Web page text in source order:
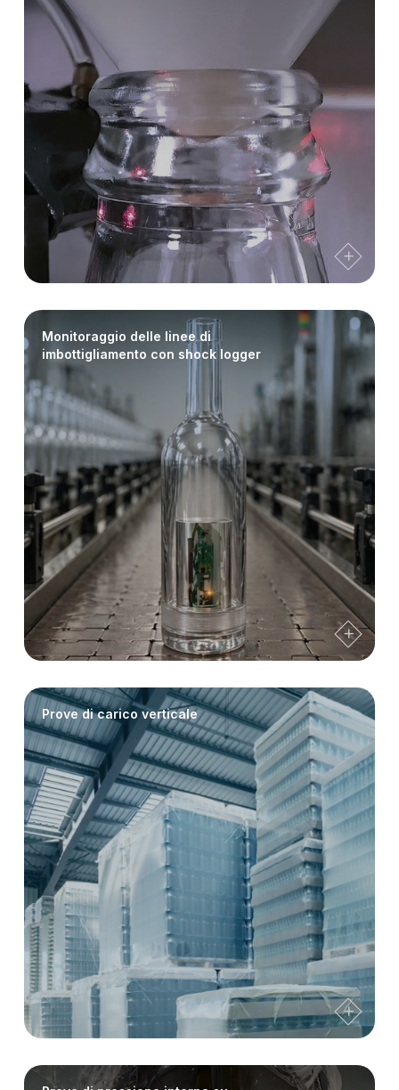
Monitoraggio delle linee di
imbottigliamento con shock logger
Prove di carico verticale